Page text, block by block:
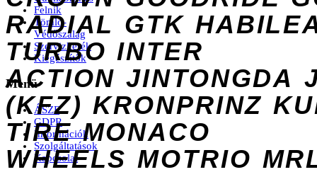
RADIAL GTK
TURBO INTER
ACTION JINTONGDA
(KFZ) KRONPRINZ
TIRE MONACO
WHEELS MOTRIO
Felnik
Tömlő-
Védőszalag
Szervizkerék
Kiegészítők
Menü
ÁSZF
GDPR
Információk
Szolgáltatások
Kapcsolat